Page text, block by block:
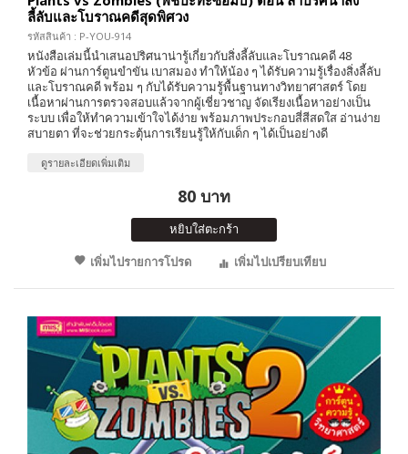
ลี้ลับและโบราณคดีสุดพิศวง
รหัสสินค้า : P-YOU-914
หนังสือเล่มนี้นำเสนอปริศนาน่ารู้เกี่ยวกับสิ่งลี้ลับและโบราณคดี 48
หัวข้อ ผ่านการ์ตูนขำขัน เบาสมอง ทำให้น้อง ๆ ได้รับความรู้เรื่องสิ่งลี้ลับ
และโบราณคดี พร้อม ๆ กับได้รับความรู้พื้นฐานทางวิทยาศาสตร์ โดย
เนื้อหาผ่านการตรวจสอบแล้วจากผู้เชี่ยวชาญ จัดเรียงเนื้อหาอย่างเป็น
ระบบ เพื่อให้ทำความเข้าใจได้ง่าย พร้อมภาพประกอบสี่สีสดใส อ่านง่าย
สบายตา ที่จะช่วยกระตุ้นการเรียนรู้ให้กับเด็ก ๆ ได้เป็นอย่างดี
ดูรายละเอียดเพิ่มเติม
80 บาท
หยิบใส่ตะกร้า
เพิ่มไปรายการโปรด
เพิ่มไปเปรียบเทียบ